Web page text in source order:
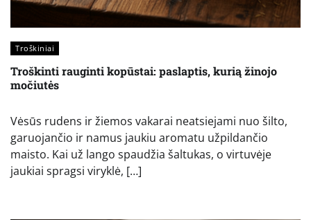
Troškiniai
Troškinti rauginti kopūstai: paslaptis, kurią žinojo
močiutės
Vėsūs rudens ir žiemos vakarai neatsiejami nuo šilto,
garuojančio ir namus jaukiu aromatu užpildančio
maisto. Kai už lango spaudžia šaltukas, o virtuvėje
jaukiai spragsi viryklė, […]